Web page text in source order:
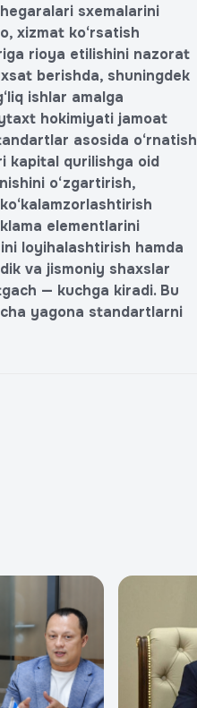
sxemalarini
xizmat ko‘rsatish
rioya etilishini nazorat
berishda, shuningdek
ishlar amalga
hokimiyati jamoat
asosida o‘rnatish
kapital qurilishga oid
o‘zgartirish,
elementlarini
loyihalashtirish hamda
va jismoniy shaxslar
— kuchga kiradi. Bu
yagona standartlarni